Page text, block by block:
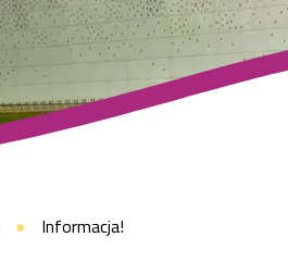
Informacja!